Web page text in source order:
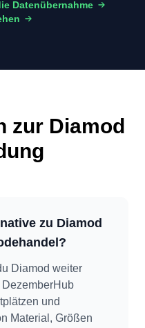
Datenübernahme
zur Diamod
zu Diamod
Diamod weiter
und
Material, Größen